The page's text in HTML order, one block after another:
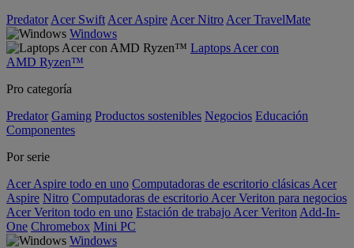
Predator Acer Swift Acer Aspire Acer Nitro Acer TravelMate
Windows
Laptops Acer con
AMD Ryzen™
Pro categoría
Predator Gaming Productos sostenibles Negocios Educación
Componentes
Por serie
Acer Aspire todo en uno Computadoras de escritorio clásicas Acer
Aspire Nitro Computadoras de escritorio Acer Veriton para negocios
Acer Veriton todo en uno Estación de trabajo Acer Veriton Add-In-
One Chromebox Mini PC
Windows